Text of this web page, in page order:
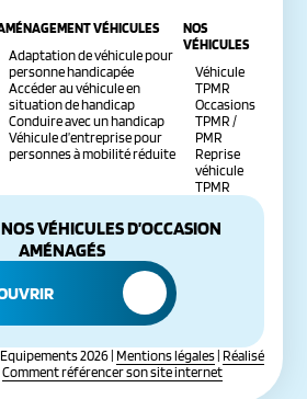
VÉHICULES
Adaptation de véhicule pour
personne handicapée
Accéder au véhicule en
situation de handicap
Conduire avec un handicap
Véhicule d’entreprise pour
personnes à mobilité réduite
NOS
VÉHICULES
Véhicule
TPMR
Occasions
TPMR /
PMR
Reprise
véhicule
TPMR
VÉHICULES D’OCCASION
AMÉNAGÉS
2026 | Mentions légales| Réalisé
Comment référencer son site internet